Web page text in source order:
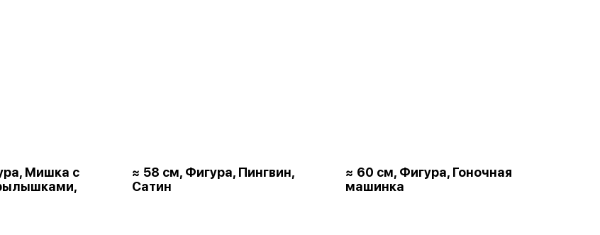
Мишка с
≈ 58 см, Фигура, Пингвин,
Сатин
≈ 60 см, Фигура, Гоночная
машинка